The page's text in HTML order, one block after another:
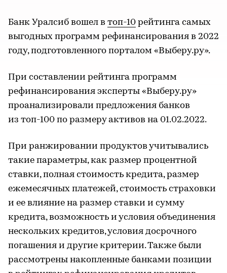
Банк Уралсиб вошел в топ-10 рейтинга самых
выгодных программ рефинансирования в 2022
году, подготовленного порталом «Выберу.ру».
При составлении рейтинга программ
рефинансирования эксперты «Выберу.ру»
проанализировали предложения банков
из топ-100 по размеру активов на 01.02.2022.
При ранжировании продуктов учитывались
такие параметры, как размер процентной
ставки, полная стоимость кредита, размер
ежемесячных платежей, стоимость страховки
и ее влияние на размер ставки и сумму
кредита, возможность и условия объединения
нескольких кредитов, условия досрочного
погашения и другие критерии. Также были
рассмотрены накопленные банками позиции